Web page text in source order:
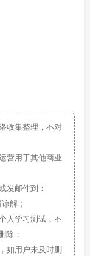
收集整理，不对
营用于其他商业
发邮件到：
解；
人学习测试，不
除；
如用户未及时删